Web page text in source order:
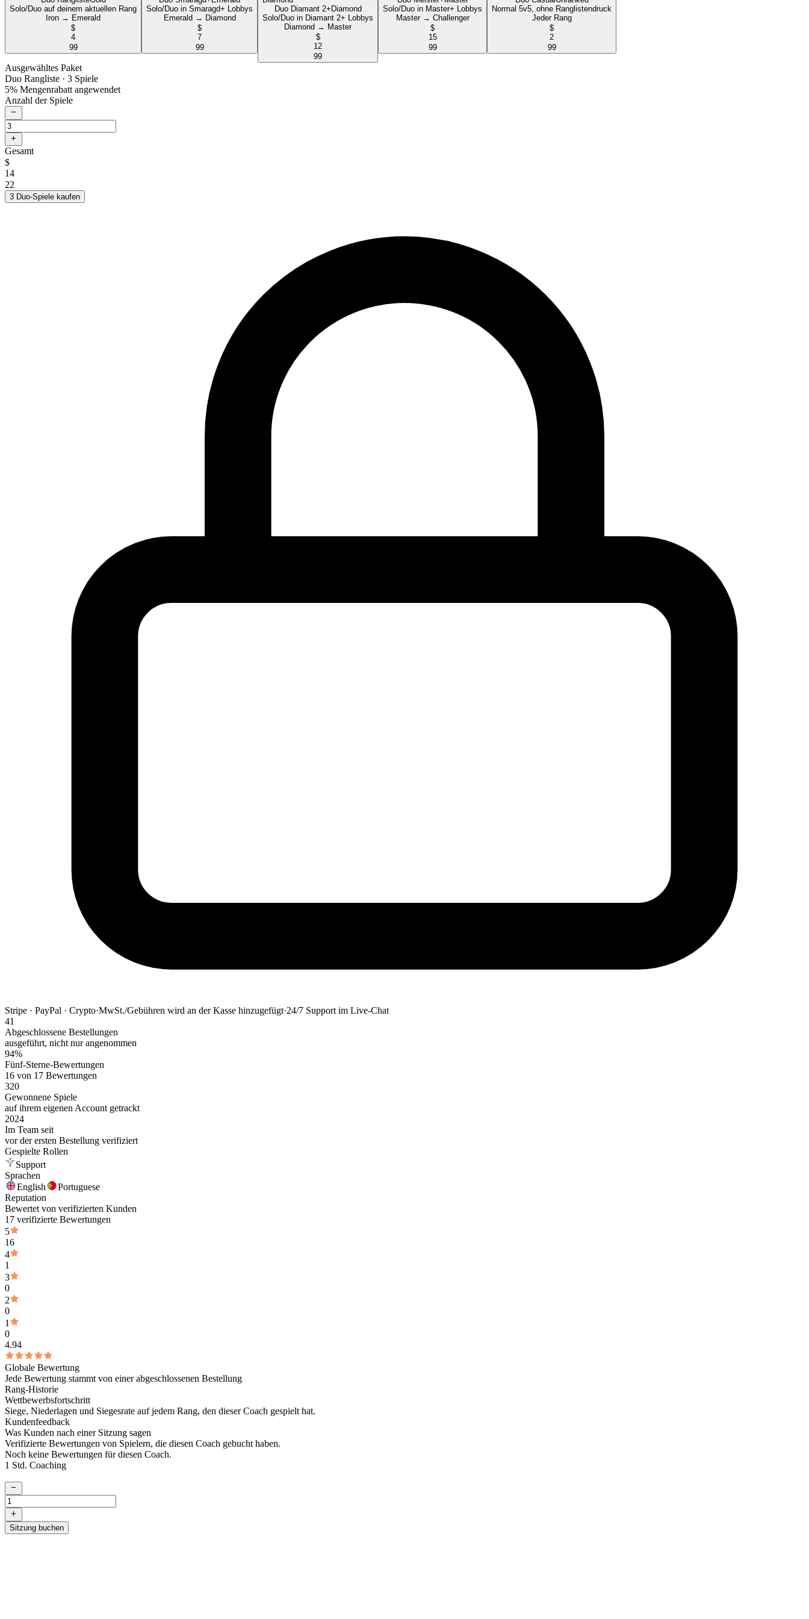
Solo/Duo auf deinem aktuellen Rang
Iron → Emerald
$
4
99
Solo/Duo in Smaragd+ Lobbys
Emerald → Diamond
$
7
99
Duo Diamant 2+ Diamond
Solo/Duo in Diamant 2+ Lobbys
Diamond → Master
$
12
99
Solo/Duo in Master+ Lobbys
Master → Challenger
$
15
99
Normal 5v5, ohne Ranglistendruck
Jeder Rang
$
2
99
Ausgewähltes Paket
Duo Rangliste · 3 Spiele
5% Mengenrabatt angewendet
Anzahl der Spiele
Gesamt
$
14
22
3 Duo-Spiele kaufen
Stripe · PayPal · Crypto·MwSt./Gebühren wird an der Kasse hinzugefügt·24/7 Support im Live-Chat
41
Abgeschlossene Bestellungen
ausgeführt, nicht nur angenommen
94%
Fünf-Sterne-Bewertungen
16 von 17 Bewertungen
320
Gewonnene Spiele
auf ihrem eigenen Account getrackt
2024
Im Team seit
vor der ersten Bestellung verifiziert
Gespielte Rollen
Support
Sprachen
English
Portuguese
Reputation
Bewertet von verifizierten Kunden
17 verifizierte Bewertungen
5
16
4
1
3
0
2
0
1
0
4.94
Globale Bewertung
Jede Bewertung stammt von einer abgeschlossenen Bestellung
Rang-Historie
Wettbewerbsfortschritt
Siege, Niederlagen und Siegesrate auf jedem Rang, den dieser Coach gespielt hat.
Kundenfeedback
Was Kunden nach einer Sitzung sagen
Verifizierte Bewertungen von Spielern, die diesen Coach gebucht haben.
Noch keine Bewertungen für diesen Coach.
1 Std. Coaching
Sitzung buchen